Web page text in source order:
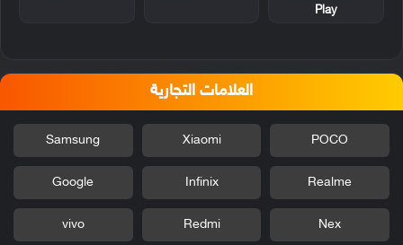
Play
العلامات التجارية
POCO
Xiaomi
Samsung
Realme
Infinix
Google
Nex
Redmi
vivo